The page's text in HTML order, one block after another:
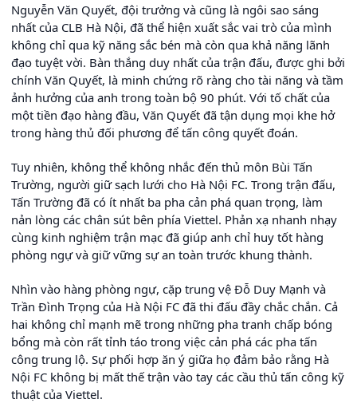
Nguyễn Văn Quyết, đội trưởng và cũng là ngôi sao sáng
nhất của CLB Hà Nội, đã thể hiện xuất sắc vai trò của mình
không chỉ qua kỹ năng sắc bén mà còn qua khả năng lãnh
đạo tuyệt vời. Bàn thắng duy nhất của trận đấu, được ghi bởi
chính Văn Quyết, là minh chứng rõ ràng cho tài năng và tầm
ảnh hưởng của anh trong toàn bộ 90 phút. Với tố chất của
một tiền đạo hàng đầu, Văn Quyết đã tận dụng mọi khe hở
trong hàng thủ đối phương để tấn công quyết đoán.
Tuy nhiên, không thể không nhắc đến thủ môn Bùi Tấn
Trường, người giữ sạch lưới cho Hà Nội FC. Trong trận đấu,
Tấn Trường đã có ít nhất ba pha cản phá quan trọng, làm
nản lòng các chân sút bên phía Viettel. Phản xạ nhanh nhạy
cùng kinh nghiệm trận mạc đã giúp anh chỉ huy tốt hàng
phòng ngự và giữ vững sự an toàn trước khung thành.
Nhìn vào hàng phòng ngự, cặp trung vệ Đỗ Duy Mạnh và
Trần Đình Trọng của Hà Nội FC đã thi đấu đầy chắc chắn. Cả
hai không chỉ mạnh mẽ trong những pha tranh chấp bóng
bổng mà còn rất tỉnh táo trong việc cản phá các pha tấn
công trung lộ. Sự phối hợp ăn ý giữa họ đảm bảo rằng Hà
Nội FC không bị mất thế trận vào tay các cầu thủ tấn công kỹ
thuật của Viettel.